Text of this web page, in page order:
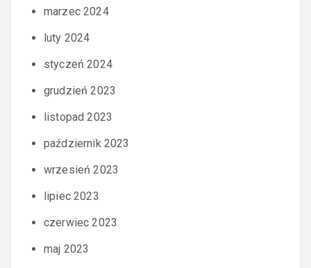
marzec 2024
luty 2024
styczeń 2024
grudzień 2023
listopad 2023
październik 2023
wrzesień 2023
lipiec 2023
czerwiec 2023
maj 2023